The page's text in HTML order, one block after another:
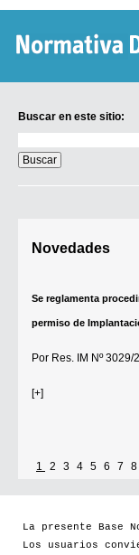
Buscar en este sitio:
en
este
sitio:
Novedades
Se reglamenta
permiso de
Por Res. IM Nº 3029/
[+]
1 2 3 4 5 6 7 8
La presente Base
Los usuarios